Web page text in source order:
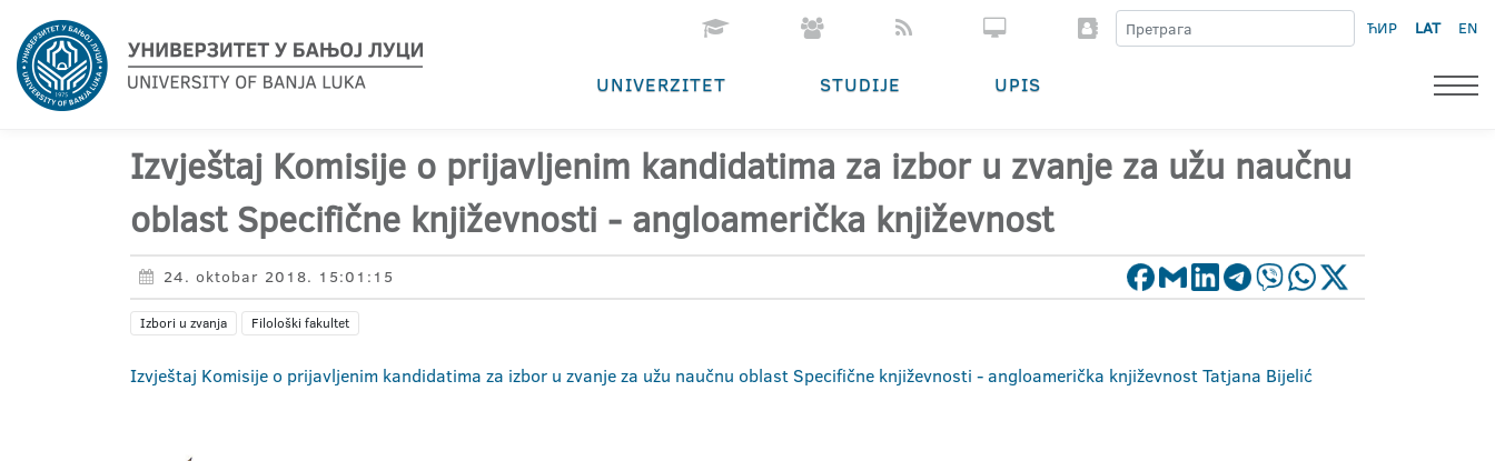
ЋИР LAT EN
UNIVERZITET STUDIJE UPIS
Izvještaj Komisije o prijavljenim kandidatima za izbor u zvanje za užu naučnu
oblast Specifične književnosti - angloamerička književnost
24. oktobar 2018. 15:01:15
Izbori u zvanja Filološki fakultet
Izvještaj Komisije o prijavljenim kandidatima za izbor u zvanje za užu naučnu oblast Specifične književnosti - angloamerička književnost Tatjana Bijelić